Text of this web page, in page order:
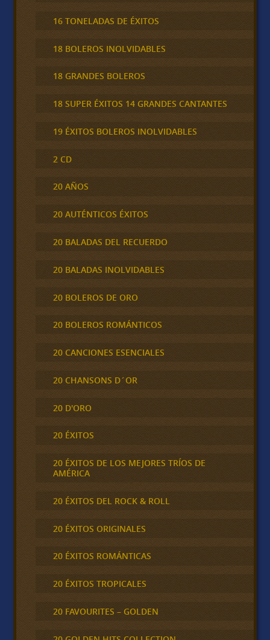
16 TONELADAS DE ÉXITOS
18 BOLEROS INOLVIDABLES
18 GRANDES BOLEROS
18 SUPER ÉXITOS 14 GRANDES CANTANTES
19 ÉXITOS BOLEROS INOLVIDABLES
2 CD
20 AÑOS
20 AUTÉNTICOS ÉXITOS
20 BALADAS DEL RECUERDO
20 BALADAS INOLVIDABLES
20 BOLEROS DE ORO
20 BOLEROS ROMÁNTICOS
20 CANCIONES ESENCIALES
20 CHANSONS D´OR
20 D'ORO
20 ÉXITOS
20 ÉXITOS DE LOS MEJORES TRÍOS DE
AMÉRICA
20 ÉXITOS DEL ROCK & ROLL
20 ÉXITOS ORIGINALES
20 ÉXITOS ROMÁNTICAS
20 ÉXITOS TROPICALES
20 FAVOURITES – GOLDEN